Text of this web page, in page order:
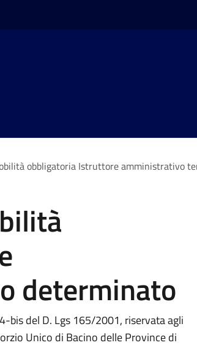
obbligatoria Istruttore amministrativo
determinato
bis del D. Lgs 165/2001, riservata agli
Unico di Bacino delle Province di